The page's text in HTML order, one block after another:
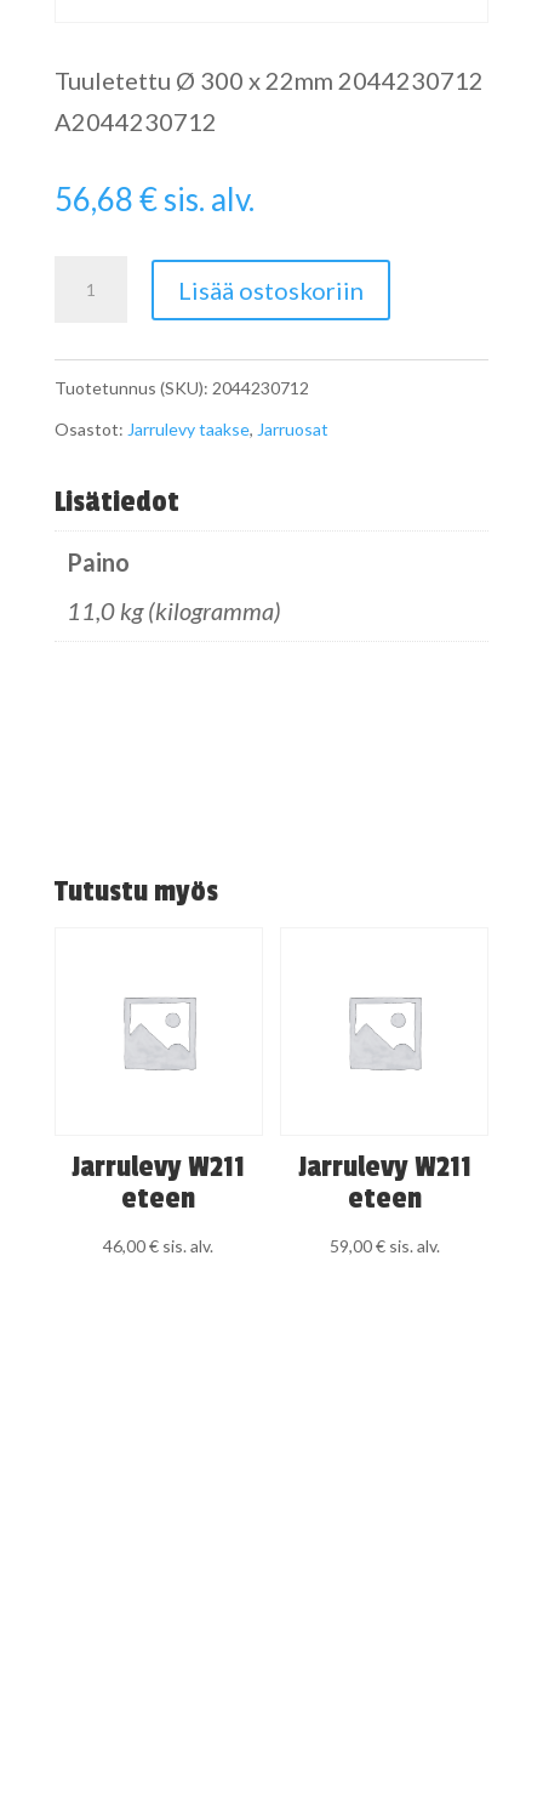
Tuuletettu Ø 300 x 22mm 2044230712
A2044230712
56,68€sis. alv.
taakse
määrä
Lisää ostoskoriin
Tuotetunnus (SKU): 2044230712
Osastot: Jarrulevy taakse, Jarruosat
Lisätiedot
Paino
11,0 kg (kilogramma)
Tutustu myös
Jarrulevy W211
eteen
46,00€ sis. alv.
Jarrulevy W211
eteen
59,00€ sis. alv.